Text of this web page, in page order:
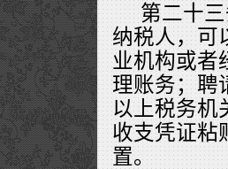
第二十
纳税人，可
业机构或者
理账务；聘
以上税务机
收支凭证粘
置。